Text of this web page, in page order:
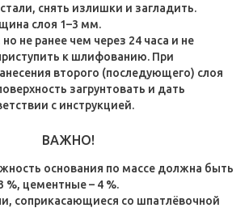
снять излишки и загладить.
слоя 1–3 мм.
не ранее чем через 24 часа и не
к шлифованию. При
второго (последующего) слоя
загрунтовать и дать
с инструкцией.
ВАЖНО!
основания по массе должна быть
%, цементные – 4 %.
соприкасающиеся со шпатлёвочной